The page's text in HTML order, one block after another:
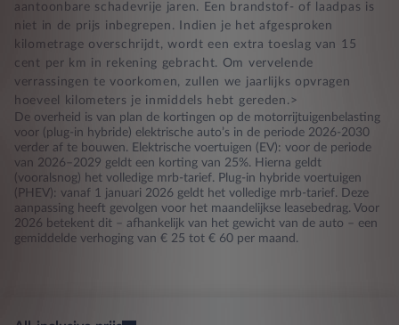
aantoonbare schadevrije jaren. Een brandstof- of laadpas is
niet in de prijs inbegrepen. Indien je het afgesproken
kilometrage overschrijdt, wordt een extra toeslag van 15
cent per km in rekening gebracht. Om vervelende
verrassingen te voorkomen, zullen we jaarlijks opvragen
hoeveel kilometers je inmiddels hebt gereden.>
De overheid is van plan de kortingen op de motorrijtuigenbelasting
voor (plug-in hybride) elektrische auto’s in de periode 2026-2030
verder af te bouwen. Elektrische voertuigen (EV): voor de periode
van 2026–2029 geldt een korting van 25%. Hierna geldt
(vooralsnog) het volledige mrb-tarief. Plug-in hybride voertuigen
(PHEV): vanaf 1 januari 2026 geldt het volledige mrb-tarief. Deze
aanpassing heeft gevolgen voor het maandelijkse leasebedrag. Voor
2026 betekent dit – afhankelijk van het gewicht van de auto – een
gemiddelde verhoging van € 25 tot € 60 per maand.